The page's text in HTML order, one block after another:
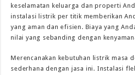
keselamatan keluarga dan properti
instalasi listrik per titik memberikan
yang aman dan efisien. Biaya yang
nilai yang sebanding dengan
Merencanakan kebutuhan listrik masa
sederhana dengan jasa ini. Instalasi